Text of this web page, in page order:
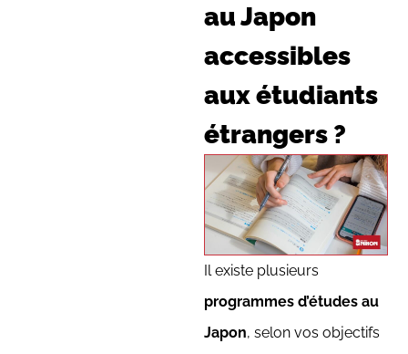
au Japon
accessibles
aux étudiants
étrangers ?
Il existe plusieurs
programmes d’études au
Japon, selon vos objectifs